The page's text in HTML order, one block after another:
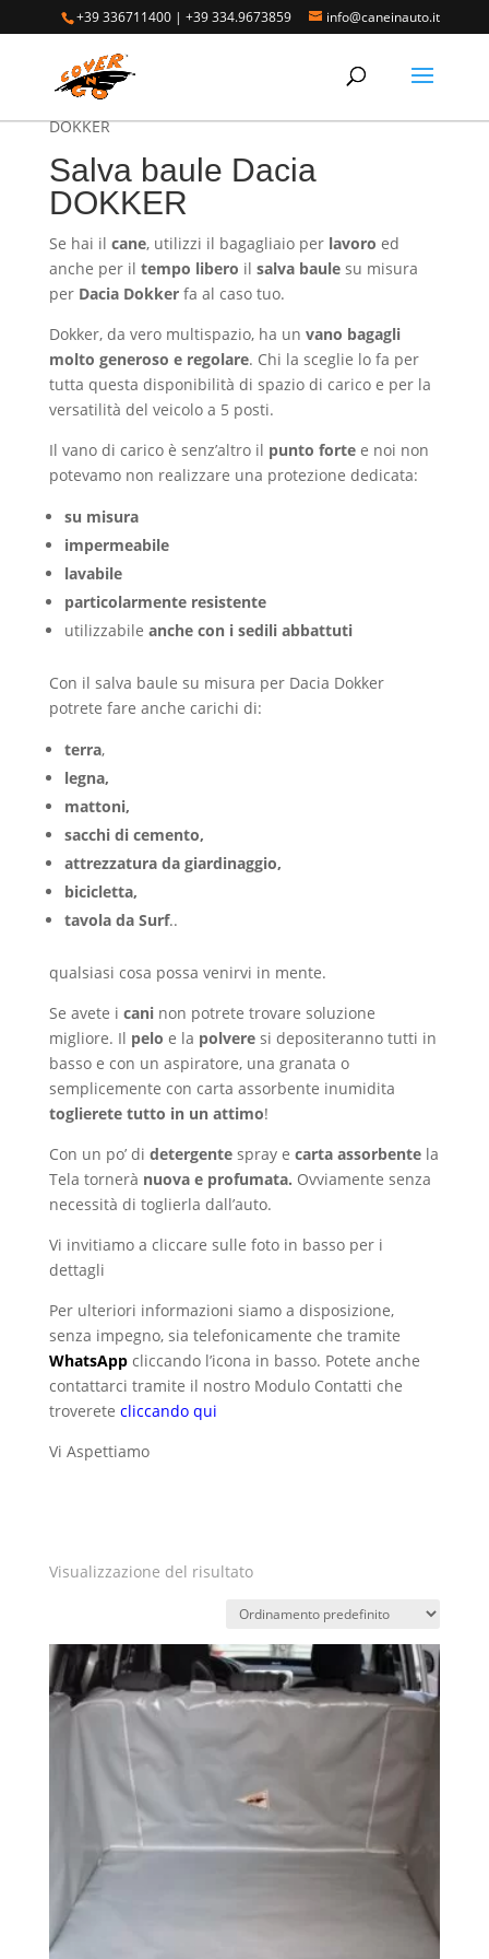
+39 336711400 |+39 334.9673859 info@caneinauto.it
Home/SALVA BAULE - Vasca Telo Copribaule
Auto/SALVA BAULE DACIA
DOKKER
Salva baule Dacia
DOKKER
Se hai il cane, utilizzi il bagagliaio per lavoro ed
anche per il tempo libero il salva baulesu misura
per Dacia Dokkerfa al caso tuo.
Dokker, da vero multispazio, ha un vano bagagli
molto generoso e regolare. Chi la sceglie lo fa per
tutta questa disponibilità di spazio di carico e per la
versatilità del veicolo a 5 posti.
Il vano di carico è senz’altro il punto fortee noi non
potevamo non realizzare una protezione dedicata:
su misura
impermeabile
lavabile
particolarmente resistente
utilizzabile anche con i sedili abbattuti
Con il salva baule su misura per Dacia Dokker
potrete fare anche carichi di:
terra,
legna,
mattoni,
sacchi di cemento,
attrezzatura da giardinaggio,
bicicletta,
tavola da Surf..
qualsiasi cosa possa venirvi in mente.
Se avete i caninon potrete trovare soluzione
migliore. Il pelo e la polveresi depositeranno tutti in
basso e con un aspiratore, una granata o
semplicemente con carta assorbente inumidita
toglierete tutto in un attimo!
Con un po’ di detergentespray e carta assorbentela
Tela tornerà nuova e profumata. Ovviamente senza
necessità di toglierla dall’auto.
Vi invitiamo a cliccare sulle foto in basso per i
dettagli
Per ulteriori informazioni siamo a disposizione,
senza impegno, sia telefonicamente che tramite
WhatsAppcliccando l’icona in basso. Potete anche
contattarci tramite il nostro Modulo Contatti che
troverete cliccando qui
Vi Aspettiamo
Visualizzazione del risultato